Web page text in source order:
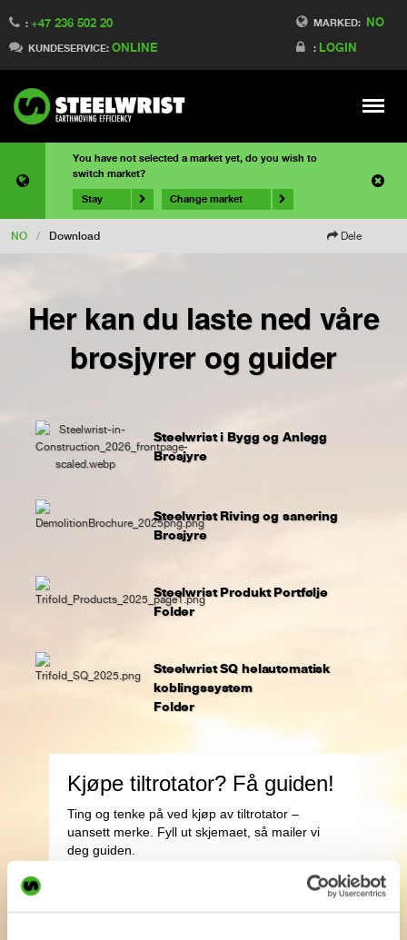
MARKED: NO
: LOGIN
: +47 236 502 20
KUNDESERVICE: ONLINE
Meny
You have not selected a market yet, do you wish to
switch market?
Stay Change market
NO / Download Dele
Her kan du laste ned våre
brosjyrer og guider
Steelwrist i Bygg og Anlegg
Brosjyre
Steelwrist Riving og sanering
Brosjyre
Steelwrist Produkt Portfølje
Folder
Steelwrist SQ helautomatisk
koblingssystem
Folder